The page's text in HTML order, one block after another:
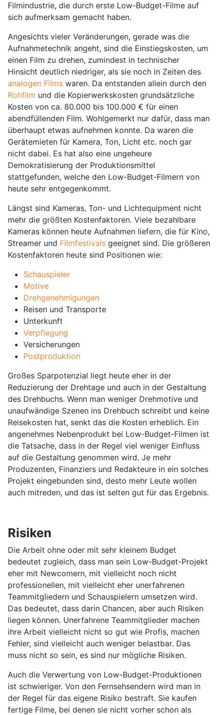
Filmindustrie, die durch erste Low-Budget-Filme auf
sich aufmerksam gemacht haben.
Angesichts vieler Veränderungen, gerade was die
Aufnahmetechnik angeht, sind die Einstiegskosten, um
einen Film zu drehen, zumindest in technischer
Hinsicht deutlich niedriger, als sie noch in Zeiten des
analogen Films waren. Da entstanden allein durch den
Rohfilm und die Kopierwerkskosten grundsätzliche
Kosten von ca. 80.000 bis 100.000 € für einen
abendfüllenden Film. Wohlgemerkt nur dafür, dass man
überhaupt etwas aufnehmen konnte. Da waren die
Gerätemieten für Kamera, Ton, Licht etc. noch gar
nicht dabei. Es hat also eine ungeheure
Demokratisierung der Produktionsmittel
stattgefunden, welche den Low-Budget-Filmern von
heute sehr entgegenkommt.
Längst sind Kameras, Ton- und Lichtequipment nicht
mehr die größten Kostenfaktoren. Viele bezahlbare
Kameras können heute Aufnahmen liefern, die für Kino,
Streamer und Filmfestivals geeignet sind. Die größeren
Kostenfaktoren heute sind Positionen wie:
Schauspieler
Motive
Drehgenehmigungen
Reisen und Transporte
Unterkunft
Verpflegung
Versicherungen
Postproduktion
Großes Sparpotenzial liegt heute eher in der
Reduzierung der Drehtage und auch in der Gestaltung
des Drehbuchs. Wenn man weniger Drehmotive und
unaufwändige Szenen ins Drehbuch schreibt und keine
Reisekosten hat, senkt das die Kosten erheblich. Ein
angenehmes Nebenprodukt bei Low-Budget-Filmen ist
die Tatsache, dass in der Regel viel weniger Einfluss
auf die Gestaltung genommen wird. Je mehr
Produzenten, Finanziers und Redakteure in ein solches
Projekt eingebunden sind, desto mehr Leute wollen
auch mitreden, und das ist selten gut für das Ergebnis.
Risiken
Die Arbeit ohne oder mit sehr kleinem Budget
bedeutet zugleich, dass man sein Low-Budget-Projekt
eher mit Newcomern, mit vielleicht noch nicht
professionellen, mit vielleicht eher unerfahrenen
Teammitgliedern und Schauspielern umsetzen wird.
Das bedeutet, dass darin Chancen, aber auch Risiken
liegen können. Unerfahrene Teammitglieder machen
ihre Arbeit vielleicht nicht so gut wie Profis, machen
Fehler, sind vielleicht auch weniger belastbar. Das
muss nicht so sein, es sind nur mögliche Risiken.
Auch die Verwertung von Low-Budget-Produktionen
ist schwieriger. Von den Fernsehsendern wird man in
der Regel für das eigene Risiko bestraft. Sie kaufen
fertige Filme, bei denen sie nicht vorher schon als